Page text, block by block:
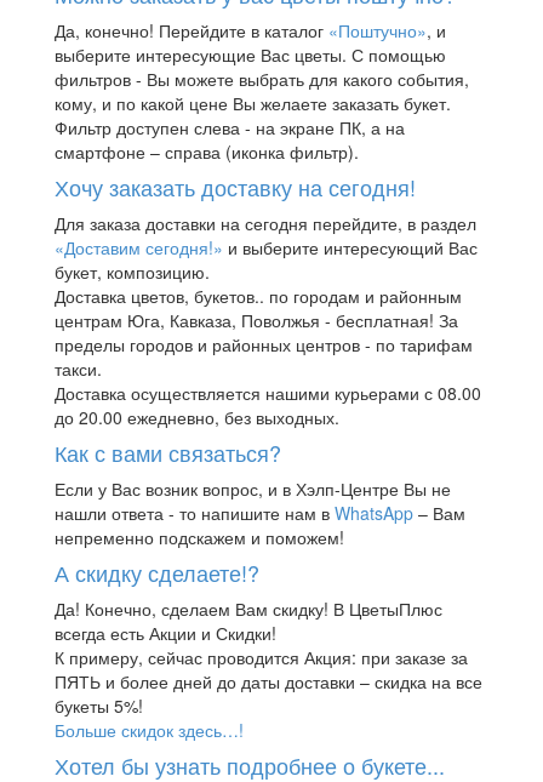
Да, конечно! Перейдите в каталог «Поштучно», и
выберите интересующие Вас цветы. С помощью
фильтров - Вы можете выбрать для какого события,
кому, и по какой цене Вы желаете заказать букет.
Фильтр доступен слева - на экране ПК, а на
смартфоне – справа (иконка фильтр).
Хочу заказать доставку на сегодня!
Для заказа доставки на сегодня перейдите, в раздел
«Доставим сегодня!» и выберите интересующий Вас
букет, композицию.
Доставка цветов, букетов.. по городам и районным
центрам Юга, Кавказа, Поволжья - бесплатная! За
пределы городов и районных центров - по тарифам
такси.
Доставка осуществляется нашими курьерами с 08.00
до 20.00 ежедневно, без выходных.
Как с вами связаться?
Если у Вас возник вопрос, и в Хэлп-Центре Вы не
нашли ответа - то напишите нам в WhatsApp – Вам
непременно подскажем и поможем!
А скидку сделаете!?
Да! Конечно, сделаем Вам скидку! В ЦветыПлюс
всегда есть Акции и Скидки!
К примеру, сейчас проводится Акция: при заказе за
ПЯТЬ и более дней до даты доставки – скидка на все
букеты 5%!
Больше скидок здесь…!
Хотел бы узнать подробнее о букете...